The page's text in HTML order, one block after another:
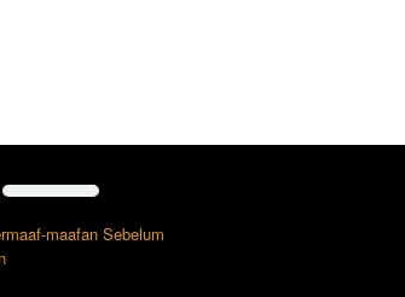
maafan Sebelum